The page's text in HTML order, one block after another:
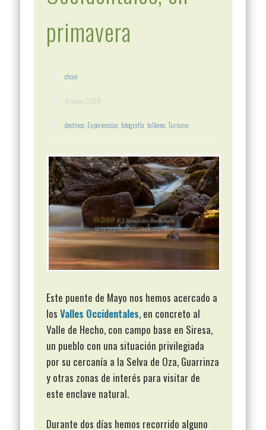
primavera
chavi
4 mayo 2009
destinos Experiencias ,fotografía ,talleres ,Turismo
Este puente de Mayo nos hemos acercado a
losValles Occidentales, en concreto al
Valle de Hecho, con campo base en Siresa,
un pueblo con una situación privilegiada
por su cercanía a la Selva de Oza, Guarrinza
y otras zonas de interés para visitar de
este enclave natural.
Durante dos días hemos recorrido alguno